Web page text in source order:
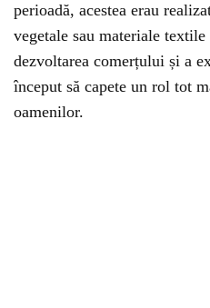
perioadă, acestea erau
vegetale sau materiale
dezvoltarea comerțului și a
început să capete un rol tot
oamenilor.